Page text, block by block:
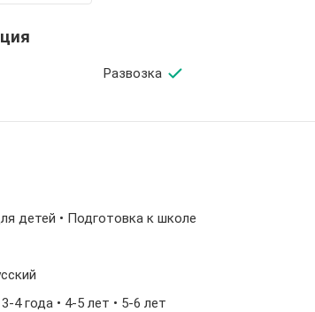
Развозка
детей • Подготовка к школе
4 года • 4-5 лет • 5-6 лет